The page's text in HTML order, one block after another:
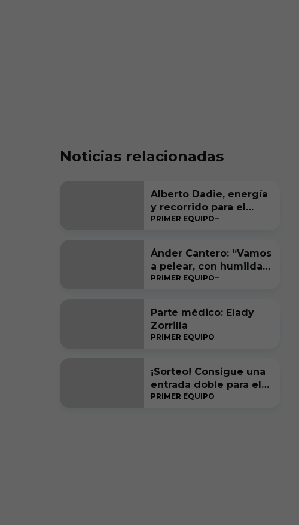
Noticias relacionadas
Alberto Dadie, energía
y recorrido para el
carril derecho
PRIMER EQUIPO
Ánder Cantero: “Vamos
a pelear, con humildad
y ambición, por estar
a final de temporada”
PRIMER EQUIPO
Parte médico: Elady
Zorrilla
PRIMER EQUIPO
¡Sorteo! Consigue una
entrada doble para el
#RacingFerrolBurgosC
PRIMER EQUIPO